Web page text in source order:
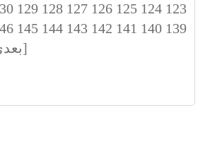
123
124
125
126
127
128
129
139
140
141
142
143
144
145